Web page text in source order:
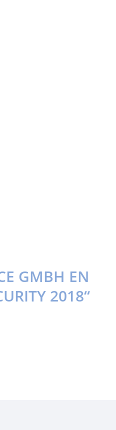
GMBH EN
2018“